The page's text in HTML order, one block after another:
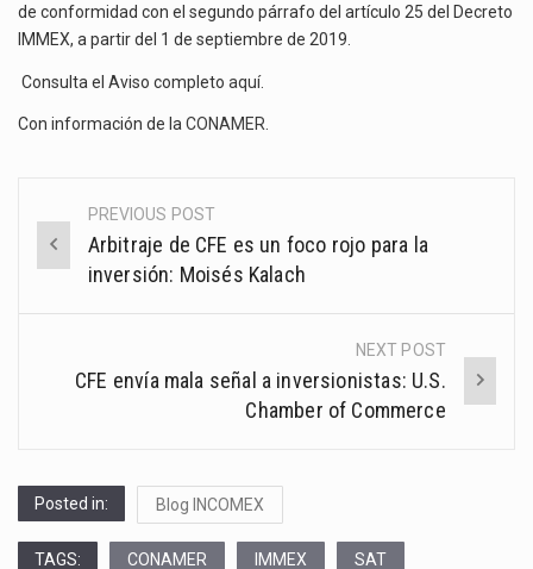
de conformidad con el segundo párrafo del artículo 25 del Decreto
IMMEX, a partir del 1 de septiembre de 2019.
Consulta el Aviso completo aquí.
Con información de la CONAMER
Post
navigation
PREVIOUS POST
Arbitraje de CFE es un foco rojo para la
inversión: Moisés Kalach
NEXT POST
CFE envía mala señal a inversionistas: U.S.
Chamber of Commerce
Posted in: Blog INCOMEX
TAGS: CONAMER IMMEX SAT